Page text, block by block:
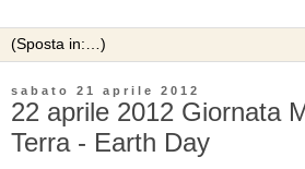
sabato 21 aprile 2012
22 aprile 2012 Giornata
Terra - Earth Day